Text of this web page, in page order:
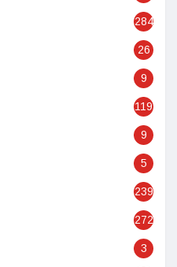
284
26
9
119
9
5
239
272
3